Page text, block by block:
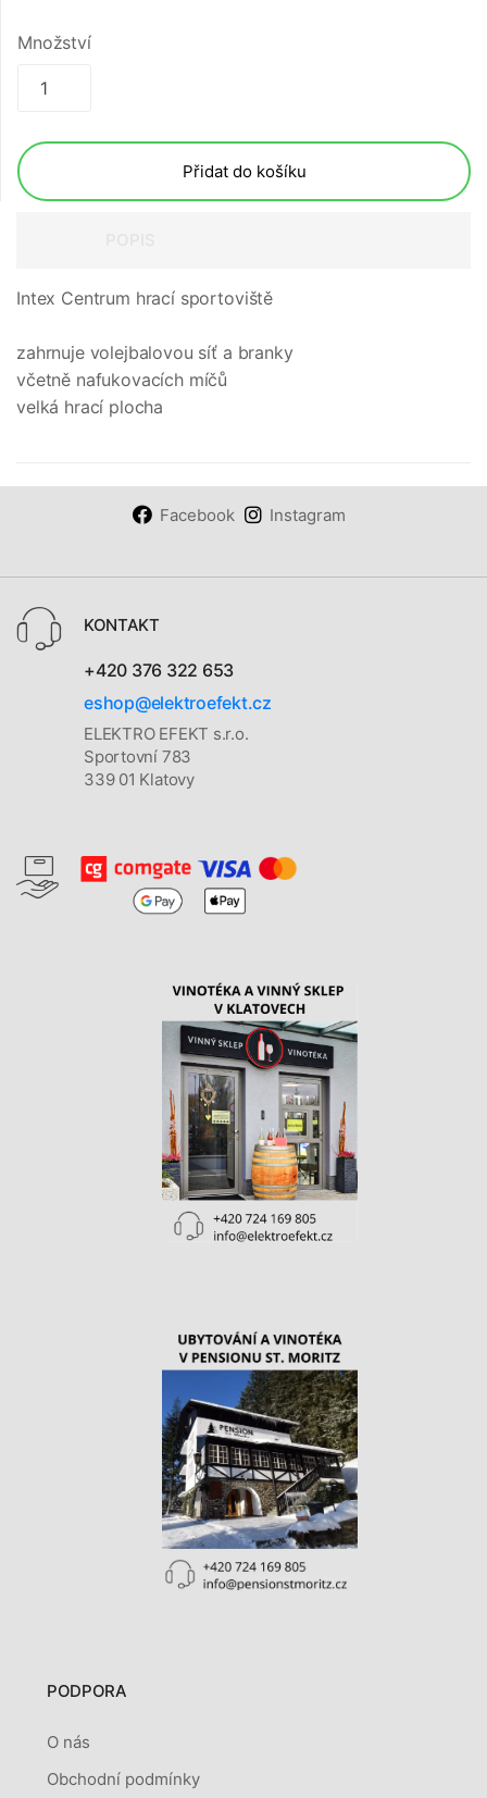
Množství
Přidat do košíku
Intex Centrum hrací sportoviště
zahrnuje volejbalovou síť a branky
včetně nafukovacích míčů
velká hrací plocha
Facebook Instagram
KONTAKT
+420 376 322 653
eshop@elektroefekt.cz
ELEKTRO EFEKT s.r.o.
Sportovní 783
339 01 Klatovy
PODPORA
O nás
Obchodní podmínky